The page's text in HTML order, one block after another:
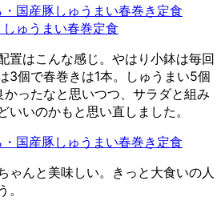
ゅうまい春巻定食
置はこんな感じ。やはり小鉢は毎回
3個で春巻きは1本。しゅうまい5個
ったなと思いつつ、サラダと組み
いいのかもと思い直しました。
ゃんと美味しい。きっと大食いの人